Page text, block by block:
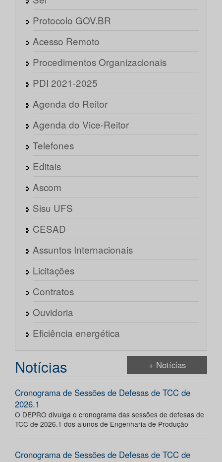
Protocolo GOV.BR
Acesso Remoto
Procedimentos Organizacionais
PDI 2021-2025
Agenda do Reitor
Agenda do Vice-Reitor
Telefones
Editais
Ascom
Sisu UFS
CESAD
Assuntos Internacionais
Licitações
Contratos
Ouvidoria
Eficiência energética
Notícias + Notícias
Cronograma de Sessões de Defesas de TCC de
2026.1
O DEPRO divulga o cronograma das sessões de defesas de
TCC de 2026.1 dos alunos de Engenharia de Produção
Cronograma de Sessões de Defesas de TCC de